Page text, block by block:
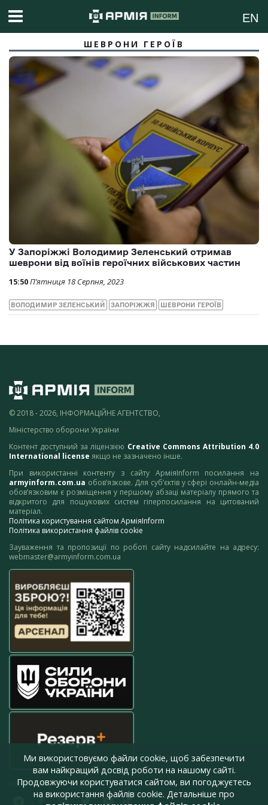
EN
ШЕВРОНИ ГЕРОЇВ
У Запоріжжі Володимир Зеленський отримав
шеврони від воїнів героїчних військових частин
15:50П’ятниця 18 Серпня, 2023
ВОЛОДИМИР ЗЕЛЕНСЬКИЙ ЗАПОРІЖЖЯ ШЕВРОНИ ГЕРОЇВ
© 2018 - 2026, ІНФОРМАЦІЙНЕ АГЕНТСТВО,
Міністерство оборони України
Контент доступний за ліцензією Creative Commons Attribution 4.0
International license якщо не зазначено інше.
При використанні контенту з сайту АрміяInform посилання на
armyinform.com.ua обов’язкове. Для суб’єктів у сфері онлайн-медіа
обов’язковим є розміщення у першому абзаці матеріалу прямого та
відкритого для пошукових систем гіперпосилання на цитований
матеріал.
Політика користування сайтом АрміяInform
Політика використання файлів cookie
Зауваження та пропозиції по роботі сайту надсилайте на адресу:
webmaster@armyinform.com.ua
press@armyinform.com.ua
Ми використовуємо файли cookie, щоб забезпечити
вам найкращий досвід роботи на нашому сайті.
Продовжуючи користуватися сайтом, ви погоджуєтесь
на використання файлів cookie. Детальніше про